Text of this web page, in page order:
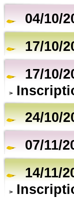
04/10/
17/10/
17/10/
24/10/
07/11/
14/11/